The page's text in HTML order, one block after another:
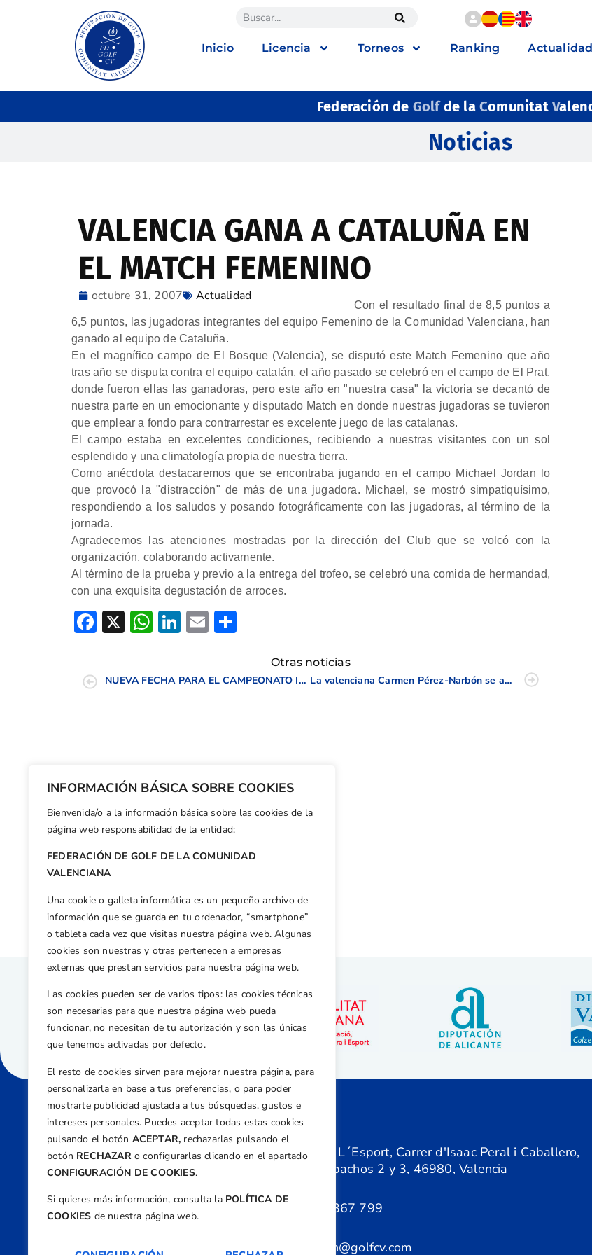
INFORMACIÓN BÁSICA SOBRE COOKIES
Bienvenida/o a la información básica sobre las cookies de la
página web responsabilidad de la entidad:
FEDERACIÓN DE GOLF DE LA COMUNIDAD
VALENCIANA
Una cookie o galleta informática es un pequeño archivo de
información que se guarda en tu ordenador, “smartphone”
o tableta cada vez que visitas nuestra página web. Algunas
cookies son nuestras y otras pertenecen a empresas
externas que prestan servicios para nuestra página web.
Las cookies pueden ser de varios tipos: las cookies técnicas
son necesarias para que nuestra página web pueda
funcionar, no necesitan de tu autorización y son las únicas
que tenemos activadas por defecto.
El resto de cookies sirven para mejorar nuestra página, para
personalizarla en base a tus preferencias, o para poder
mostrarte publicidad ajustada a tus búsquedas, gustos e
intereses personales. Puedes aceptar todas estas cookies
pulsando el botón ACEPTAR, rechazarlas pulsando el
botón RECHAZARo configurarlas clicando en el apartado
CONFIGURACIÓN DE COOKIES.
Si quieres más información, consulta la POLÍTICA DE
COOKIES de nuestra página web.
Inicio Licencia Torneos Ranking Actualidad
Federación de Golfde la ComunitatV
Noticias
VALENCIA GANA A CATALUÑA EN
EL MATCH FEMENINO
octubre 31, 2007 Actualidad
Con el resultado final de 8,5 puntos a
6,5 puntos, las jugadoras integrantes del equipo Femenino de la Comunidad Valenciana, han
ganado al equipo de Cataluña.
En el magnífico campo de El Bosque (Valencia), se disputó este Match Femenino que año
tras año se disputa contra el equipo catalán, el año pasado se celebró en el campo de El Prat,
donde fueron ellas las ganadoras, pero este año en "nuestra casa" la victoria se decantó de
nuestra parte en un emocionante y disputado Match en donde nuestras jugadoras se tuvieron
que emplear a fondo para contrarrestar es excelente juego de las catalanas.
El campo estaba en excelentes condiciones, recibiendo a nuestras visitantes con un sol
esplendido y una climatología propia de nuestra tierra.
Como anécdota destacaremos que se encontraba jugando en el campo Michael Jordan lo
que provocó la "distracción" de más de una jugadora. Michael, se mostró simpatiquísimo,
respondiendo a los saludos y posando fotográficamente con las jugadoras, al término de la
jornada.
Agradecemos las atenciones mostradas por la dirección del Club que se volcó con la
organización, colaborando activamente.
Al término de la prueba y previo a la entrega del trofeo, se celebró una comida de hermandad,
con una exquisita degustación de arroces.
Facebook
X WhatsApp
LinkedIn
Email
Otras noticias
NUEVA FECHA PARA EL CAMPEONATO INTERCLUBS FEMENINO DE LA C.V
La valenciana Carmen Pérez-Narbón se adjudica su primer trofeo en el Circuito Universitario estadounidense
Dirección
Centre de L´Esport, Carrer d'Isaac Peral i Caballero,
Nº 5, Despachos 2 y 3, 46980, Valencia
+34 961 367 799
federacion@golfcv.com